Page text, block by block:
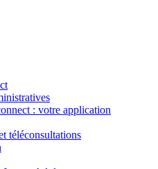
: votre application
téléconsultations